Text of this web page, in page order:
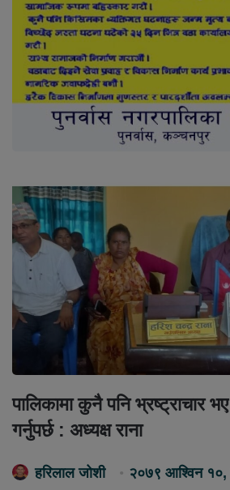
पालिकामा कुनै पनि भ्रष्ट्राचार
गर्नुपर्छ : अध्यक्ष राना
हरिलाल जोशी २०७९ आश्विन १०,